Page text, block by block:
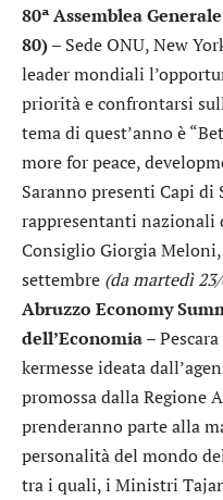
80ª Assemblea
80)– Sede ONU, New
leader mondiali
priorità e confrontarsi
tema di quest’anno è
more for peace,
Saranno presenti Capi
rappresentanti nazionali
Consiglio Giorgia
settembre (da martedì
Abruzzo Economy
dell’Economia–
kermesse ideata
promossa dalla Regione
prenderanno parte alla
personalità del mondo
tra i quali, i Ministri